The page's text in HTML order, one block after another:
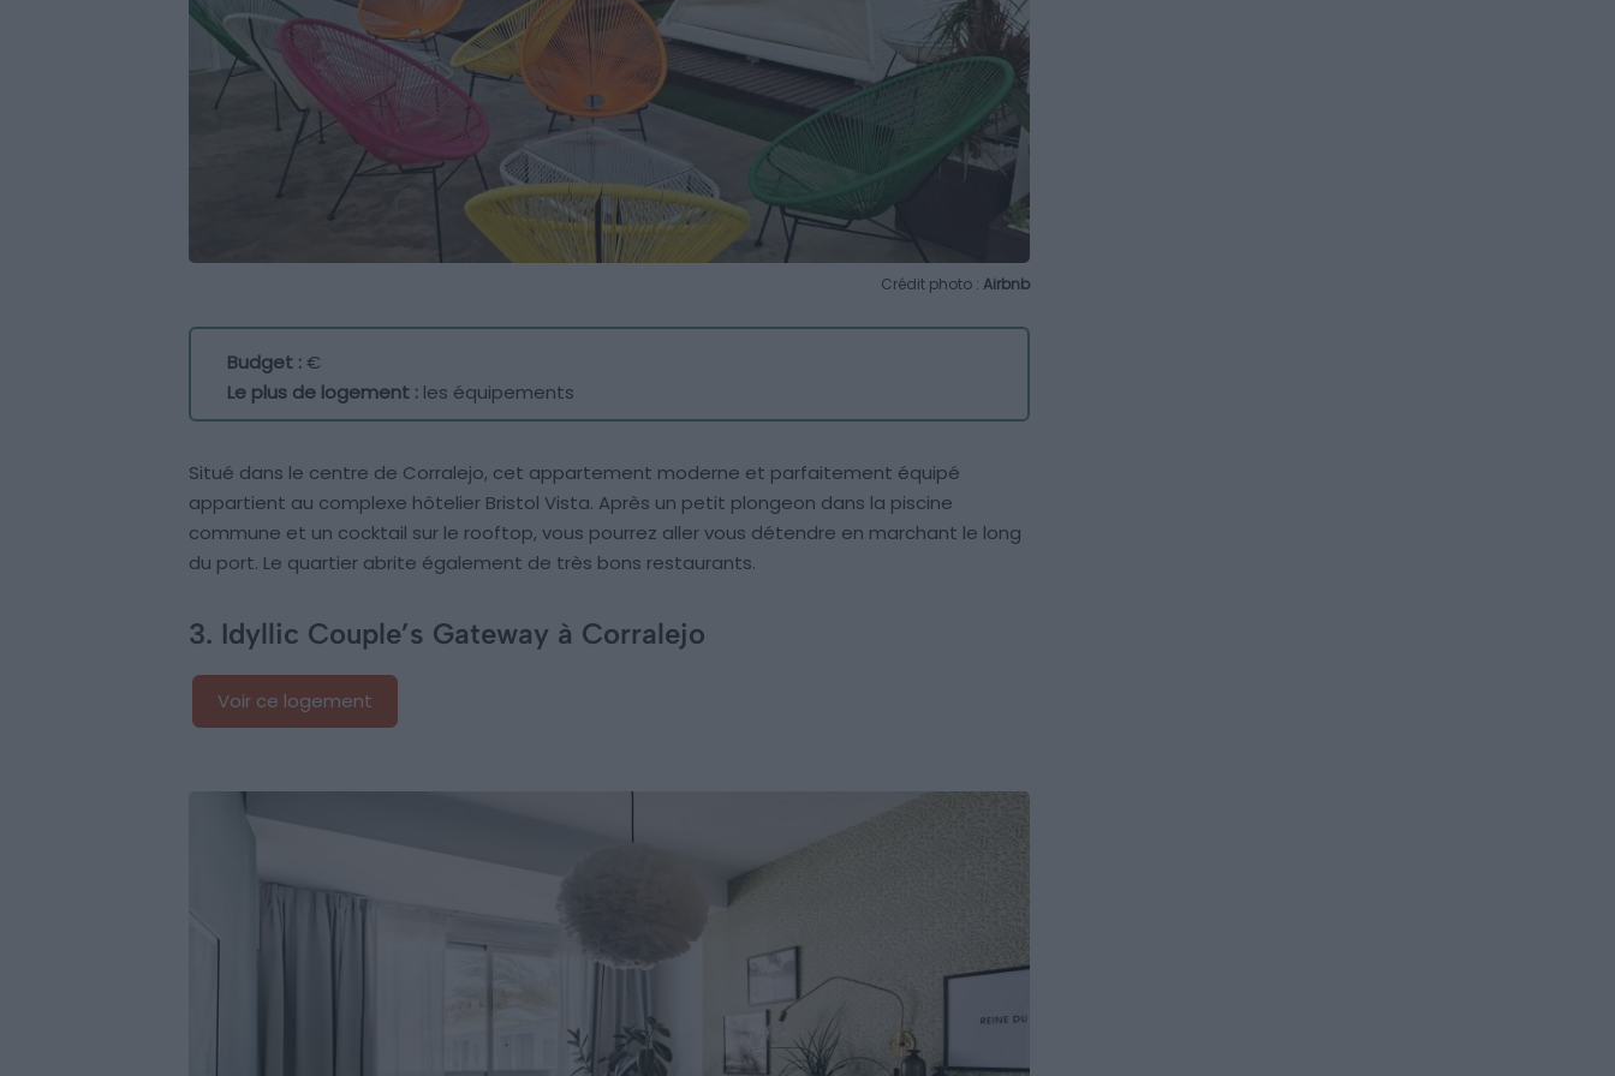
Crédit photo : Airbnb
Budget :€
Le plus de logement : les équipements
Situé dans le centre de Corralejo, cet appartement moderne et parfaitement équipé
appartient au complexe hôtelier Bristol Vista. Après un petit plongeon dans la piscine
commune et un cocktail sur le rooftop, vous pourrez aller vous détendre en marchant le long
du port. Le quartier abrite également de très bons restaurants.
3. Idyllic Couple’s Gateway à Corralejo
Voir ce logement